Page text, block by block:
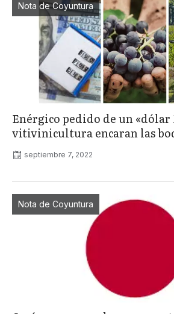
Nota de Coyuntura
Enérgico pedido de un «dólar
vitivinicultura encaran las
septiembre 7, 2022
Nota de Coyuntura